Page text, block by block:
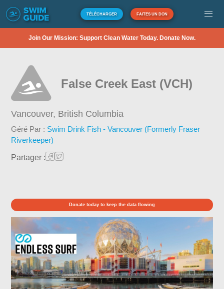
TÉLÉCHARGER FAITES UN DON
Join Our Mission: Support Clean Water Today. Donate Now.
False Creek East (VCH)
Vancouver, British Columbia
Géré Par : Swim Drink Fish - Vancouver (Formerly Fraser
Riverkeeper)
Partager :
Donate today to keep the data flowing